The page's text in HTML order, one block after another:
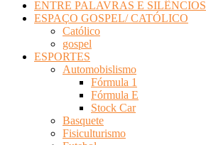
ENTRE PALAVRAS E SILÊNCIOS
ESPAÇO GOSPEL/ CATÓLICO
Católico
gospel
ESPORTES
Automobislismo
Fórmula 1
Fórmula E
Stock Car
Basquete
Fisiculturismo